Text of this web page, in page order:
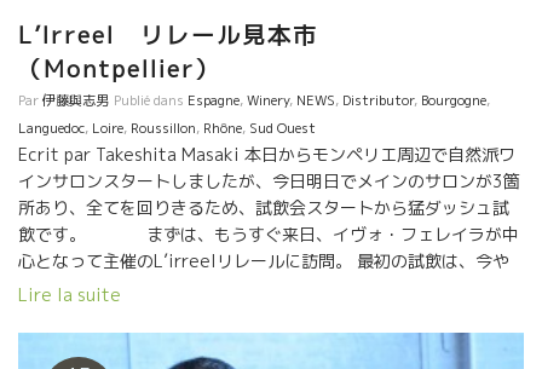
L’Irreel リレール見本市
（Montpellier）
Par伊藤與志男 Publié dans Espagne,Winery, NEWS, Distributor, Bourgogne,
Languedoc, Loire, Roussillon, Rhône, Sud Ouest
Ecrit par Takeshita Masaki 本日からモンペリエ周辺で自然派ワ
インサロンスタートしましたが、今日明日でメインのサロンが3箇
所あり、全てを回りきるため、試飲会スタートから猛ダッシュ試
飲です。 まずは、もうすぐ来日、イヴォ・フェレイラが中
心となって主催のL’irreelリレールに訪問。 最初の試飲は、今や
通称モナムーの岩ちゃんのスタンド！かなこさんが、この日の為
「和」と名付けられたピノ・ノワールは絶品！ 今や自然派ワイン
Lire la suite